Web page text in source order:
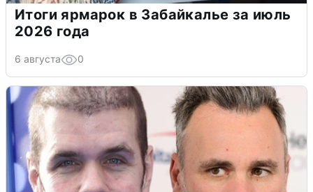
Итоги ярмарок в Забайкалье за июль
2026 года
6 августа 0